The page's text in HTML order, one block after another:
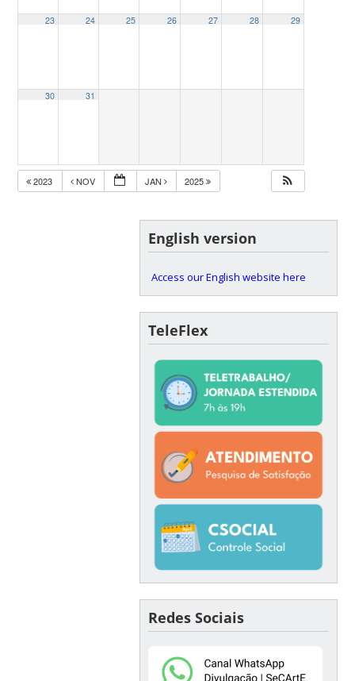
23 24 25 26 27 28 29
30 31
2023 NOV JAN 2025
English version
Access our English website here
TeleFlex
Redes Sociais